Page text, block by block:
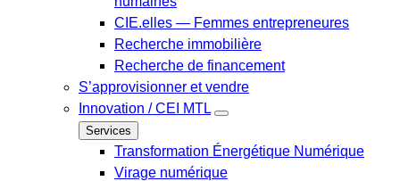
CIE.elles — Femmes entrepreneures
Recherche immobilière
Recherche de financement
S’approvisionner et vendre
Innovation / CEI MTL
Services
Transformation Énergétique Numérique
Virage numérique